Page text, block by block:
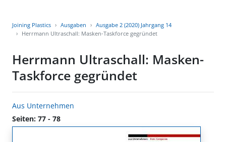
Joining Plastics Ausgaben
Ausgabe 2 (2020) Jahrgang 14
Herrmann Ultraschall: Masken-Taskforce gegründet
Herrmann Ultraschall: Masken-
Taskforce gegründet
Aus Unternehmen
Seiten: 77 - 78